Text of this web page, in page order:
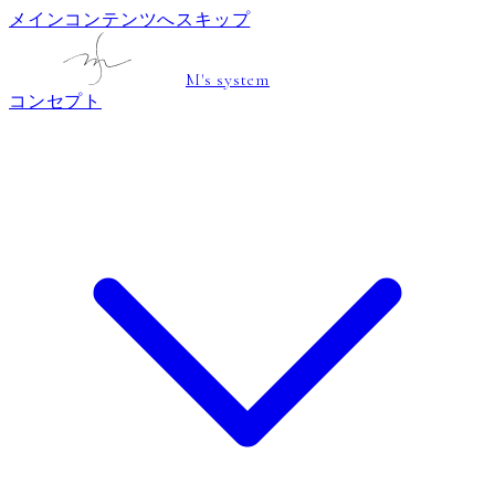
メインコンテンツへスキップ
M's system
コンセプト